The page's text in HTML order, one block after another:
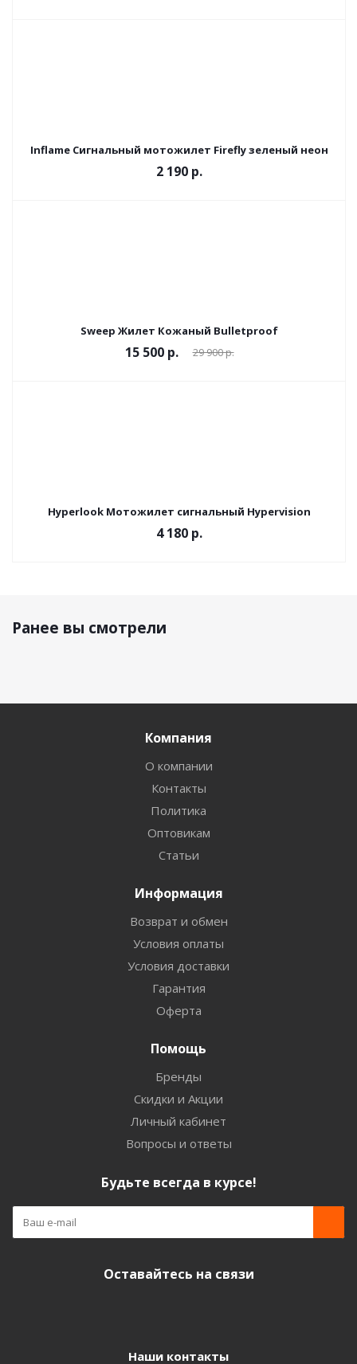
Inflame Сигнальный мотожилет Firefly зеленый неон
2 190 р.
Sweep Жилет Кожаный Bulletproof
15 500 р. 29 900 р.
Hyperlook Мотожилет сигнальный Hypervision
4 180 р.
Ранее вы смотрели
Компания
О компании
Контакты
Политика
Оптовикам
Статьи
Информация
Возврат и обмен
Условия оплаты
Условия доставки
Гарантия
Оферта
Помощь
Бренды
Скидки и Акции
Личный кабинет
Вопросы и ответы
Будьте всегда в курсе!
Оставайтесь на связи
Наши контакты